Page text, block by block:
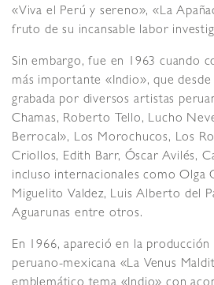
«Viva el Perú y sereno», «La
fruto de su incansable labor
Sin embargo, fue en 1963 cuando
más importante «Indio», que
grabada por diversos artistas
Chamas, Roberto Tello, Lucho
Berrocal», Los Morochucos, Los
Criollos, Edith Barr, Óscar Avilés,
incluso internacionales como Olga
Miguelito Valdez, Luis Alberto del
Aguarunas entre otros.
En 1966, apareció en la
peruano-mexicana «La Venus